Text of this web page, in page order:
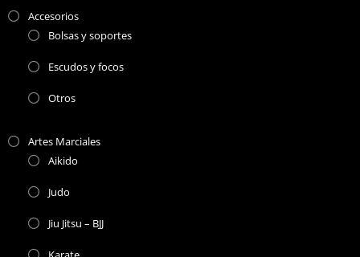
Accesorios
Bolsas y soportes
Escudos y focos
Otros
Artes Marciales
Aikido
Judo
Jiu Jitsu – BJJ